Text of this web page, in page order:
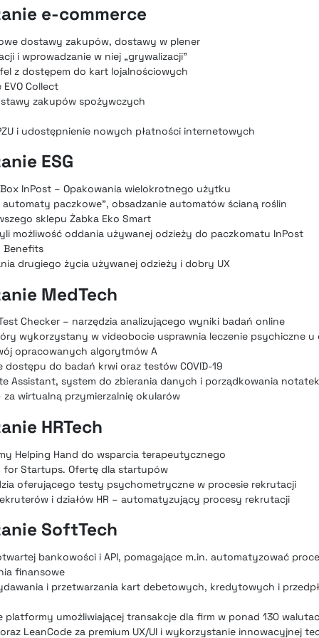
e-commerce
dostawy zakupów, dostawy w plener
i wprowadzanie w niej „grywalizacji”
z dostępem do kart lojalnościowych
Collect
zakupów spożywczych
i udostępnienie nowych płatności internetowych
ESG
InPost – Opakowania wielokrotnego użytku
automaty paczkowe”, obsadzanie automatów ścianą roślin
sklepu Żabka Eko Smart
możliwość oddania używanej odzieży do paczkomatu InPost
Benefits
drugiego życia używanej odzieży i dobry UX
MedTech
Checker – narzędzia analizującego wyniki badań online
wykorzystany w videobocie usprawnia leczenie psychiczne u
opracowanych algorytmów A
dostępu do badań krwi oraz testów COVID-19
Assistant, system do zbierania danych i porządkowania
za wirtualną przymierzalnię okularów
HRTech
Helping Hand do wsparcia terapeutycznego
for Startups. Ofertę dla startupów
oferującego testy psychometryczne w procesie rekrutacji
i działów HR – automatyzujący procesy rekrutacji
SoftTech
bankowości i API, pomagające m.in. automatyzować
finansowe
i przetwarzania kart debetowych, kredytowych i
platformy umożliwiającej transakcje dla firm w ponad 130
LeanCode za premium UX/UI i wykorzystanie innowacyjnej